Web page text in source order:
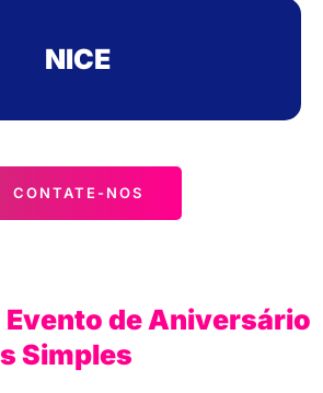
NICE
CONTATE-NOS
Evento de Aniversário
Simples